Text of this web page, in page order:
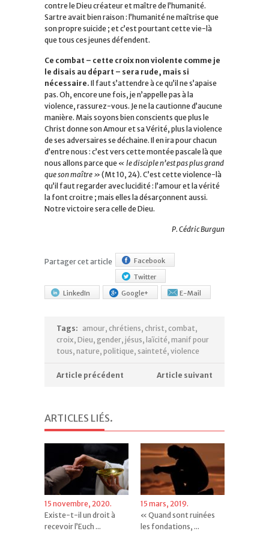
contre le Dieu créateur et maître de l’humanité.
Sartre avait bien raison : l’humanité ne maîtrise que
son propre suicide ; et c’est pourtant cette vie-là
que tous ces jeunes défendent.
Ce combat – cette croix non violente comme je
le disais au départ – sera rude, mais si
nécessaire. Il faut s’attendre à ce qu’il ne s’apaise
pas. Oh, encore une fois, je n’appelle pas à la
violence, rassurez-vous. Je ne la cautionne d’aucune
manière. Mais soyons bien conscients que plus le
Christ donne son Amour et sa Vérité, plus la violence
de ses adversaires se déchaine. Il en ira pour chacun
d’entre nous : c’est vers cette montée pascale là que
nous allons parce que « le disciple n’est pas plus grand
que son maître » (Mt 10, 24). C’est cette violence-là
qu’il faut regarder avec lucidité : l’amour et la vérité
la font croitre ; mais elles la désarçonnent aussi.
Notre victoire sera celle de Dieu.
P. Cédric Burgun
Partager cet article
Facebook
Twitter
LinkedIn
Google+ E-Mail
Tags: amour, chrétiens, christ, combat,
croix, Dieu, gender, jésus, laïcité, manif pour
tous, nature, politique, sainteté, violence
Article précédent Article suivant
ARTICLES LIÉS.
15 novembre, 2020.
Existe-t-il un droit à
recevoir l’Euch ...
15 mars, 2019.
« Quand sont ruinées
les fondations, ...